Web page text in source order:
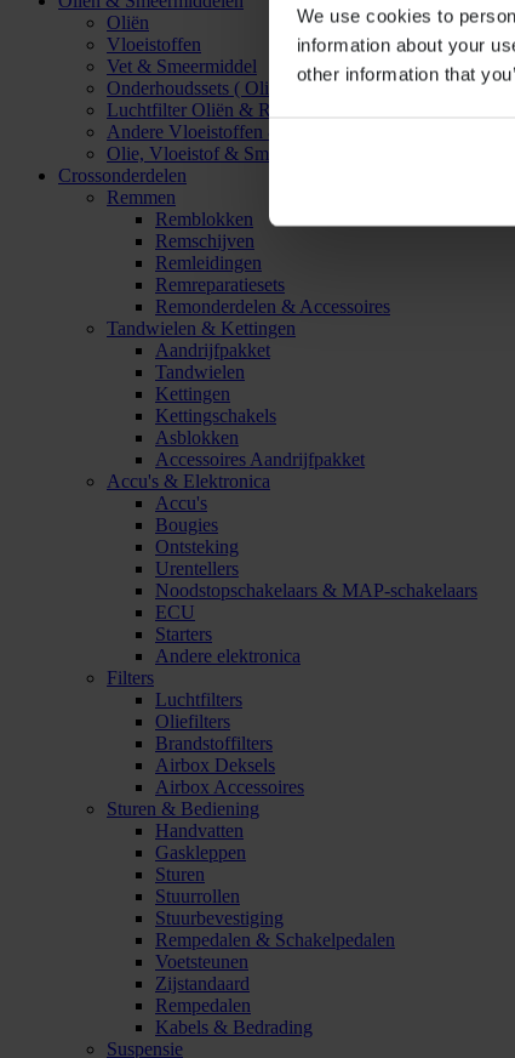
We use cookies to
information about your
other information that
Oliën
Vloeistoffen
Vet & Smeermiddel
Onderhoudssets ( Olie & Filter)
Luchtfilter Oliën & Reinigers
Andere Vloeistoffen & Smeermiddelen
Olie, Vloeistof & Smeermiddel Accessoires
Crossonderdelen
Remmen
Remblokken
Remschijven
Remleidingen
Remreparatiesets
Remonderdelen & Accessoires
Tandwielen & Kettingen
Aandrijfpakket
Tandwielen
Kettingen
Kettingschakels
Asblokken
Accessoires Aandrijfpakket
Accu's & Elektronica
Accu's
Bougies
Ontsteking
Urentellers
Noodstopschakelaars & MAP-schakelaars
ECU
Starters
Andere elektronica
Filters
Luchtfilters
Oliefilters
Brandstoffilters
Airbox Deksels
Airbox Accessoires
Sturen & Bediening
Handvatten
Gaskleppen
Sturen
Stuurrollen
Stuurbevestiging
Rempedalen & Schakelpedalen
Voetsteunen
Zijstandaard
Rempedalen
Kabels & Bedrading
Suspensie